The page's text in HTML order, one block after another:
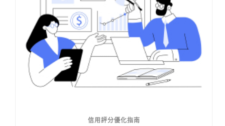
信用評分優化指南